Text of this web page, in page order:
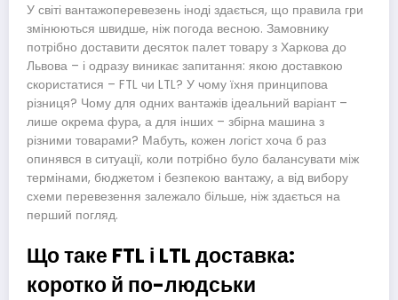
У світі вантажоперевезень іноді здається, що правила гри
змінюються швидше, ніж погода весною. Замовнику
потрібно доставити десяток палет товару з Харкова до
Львова – і одразу виникає запитання: якою доставкою
скористатися – FTL чи LTL? У чому їхня принципова
різниця? Чому для одних вантажів ідеальний варіант –
лише окрема фура, а для інших – збірна машина з
різними товарами? Мабуть, кожен логіст хоча б раз
опинявся в ситуації, коли потрібно було балансувати між
термінами, бюджетом і безпекою вантажу, а від вибору
схеми перевезення залежало більше, ніж здається на
перший погляд.
Що таке FTL і LTL доставка:
коротко й по-людськи